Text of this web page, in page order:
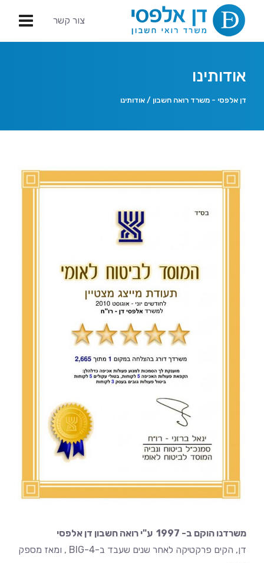
צור קשר
אודותינו
דן אלפסי - משרד רואה חשבון / אודותינו
משרדנו הוקם ב- 1997 ע"י רואה חשבון דן אלפסי
דן, הקים פרקטיקה לאחר שנים שעבד ב-BIG-4 , ומאז מספק